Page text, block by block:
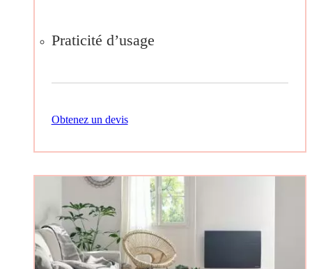
Praticité d’usage
Obtenez un devis